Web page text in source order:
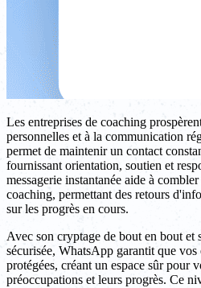
Les entreprises de coaching
personnelles et à la communication
permet de maintenir un contact
fournissant orientation, soutien et
messagerie instantanée aide à
coaching, permettant des retours
sur les progrès en cours.
Avec son cryptage de bout en bout et
sécurisée, WhatsApp garantit que
protégées, créant un espace sûr pour
préoccupations et leurs progrès. Ce